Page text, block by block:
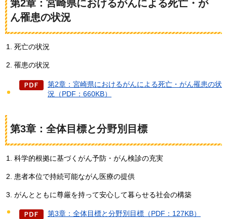
第2章：宮崎県におけるがんによる死亡・が
ん罹患の状況
死亡の状況
罹患の状況
第2章：宮崎県におけるがんによる死亡・がん罹患の状
況（PDF：660KB）
第3章：全体目標と分野別目標
科学的根拠に基づくがん予防・がん検診の充実
患者本位で持続可能ながん医療の提供
がんとともに尊厳を持って安心して暮らせる社会の構築
第3章：全体目標と分野別目標（PDF：127KB）